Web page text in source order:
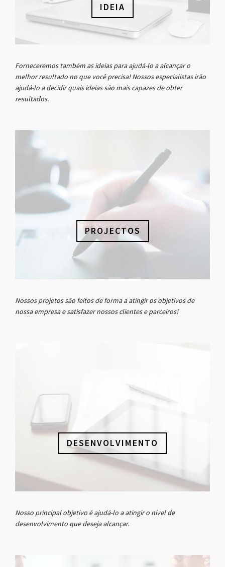
IDEIA
Forneceremos também as ideias para ajudá-lo a alcançar o
melhor resultado no que você precisa! Nossos especialistas irão
ajudá-lo a decidir quais ideias são mais capazes de obter
resultados.
PROJECTOS
Nossos projetos são feitos de forma a atingir os objetivos de
nossa empresa e satisfazer nossos clientes e parceiros!
DESENVOLVIMENTO
Nosso principal objetivo é ajudá-lo a atingir o nível de
desenvolvimento que deseja alcançar.